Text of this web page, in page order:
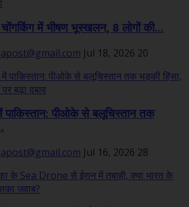
में भीषण भूस्खलन, 8 लोगों की...
Jul 18, 2026 20
पीओके से बलूचिस्तान तक
Jul 16, 2026 28